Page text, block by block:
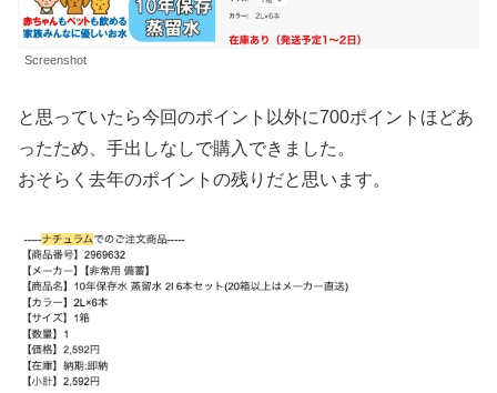
Screenshot
と思っていたら今回のポイント以外に700ポイントほどあ
ったため、手出しなしで購入できました。
おそらく去年のポイントの残りだと思います。